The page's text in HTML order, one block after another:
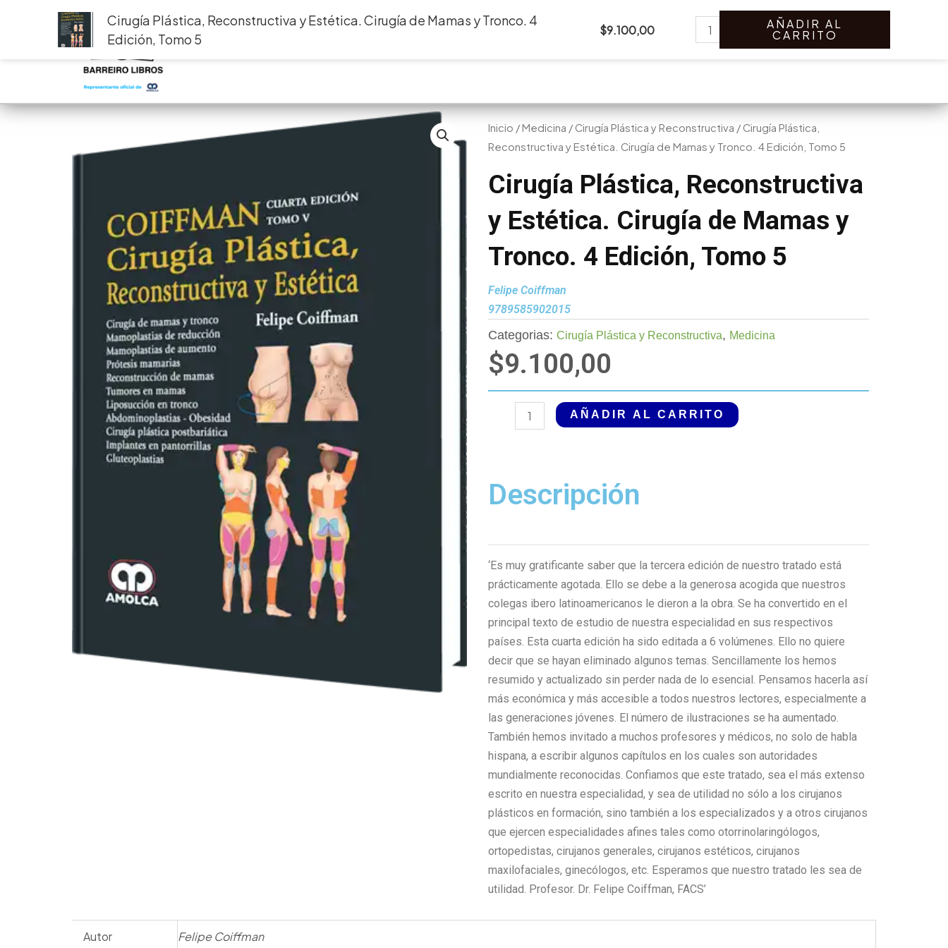
Search
Inicio / Medicina / Cirugía Plástica y Reconstructiva / Cirugía Plástica,
Reconstructiva y Estética. Cirugía de Mamas y Tronco. 4 Edición, Tomo 5
Cirugía Plástica, Reconstructiva
y Estética. Cirugía de Mamas y
Tronco. 4 Edición, Tomo 5
Felipe Coiffman
9789585902015
Categorias: Cirugía Plástica y Reconstructiva, Medicina
$9.100,00
Plástica,
Estética.
Cirugía
Mamas
y
Tronco.
4
Edición,
Tomo
5
cantidad
AÑADIR AL CARRITO
Descripción
‘Es muy gratificante saber que la tercera edición de nuestro tratado está
prácticamente agotada. Ello se debe a la generosa acogida que nuestros
colegas ibero latinoamericanos le dieron a la obra. Se ha convertido en el
principal texto de estudio de nuestra especialidad en sus respectivos
países. Esta cuarta edición ha sido editada a 6 volúmenes. Ello no quiere
decir que se hayan eliminado algunos temas. Sencillamente los hemos
resumido y actualizado sin perder nada de lo esencial. Pensamos hacerla así
más económica y más accesible a todos nuestros lectores, especialmente a
las generaciones jóvenes. El número de ilustraciones se ha aumentado.
También hemos invitado a muchos profesores y médicos, no solo de habla
hispana, a escribir algunos capítulos en los cuales son autoridades
mundialmente reconocidas. Confiamos que este tratado, sea el más extenso
escrito en nuestra especialidad, y sea de utilidad no sólo a los cirujanos
plásticos en formación, sino también a los especializados y a otros cirujanos
que ejercen especialidades afines tales como otorrinolaringólogos,
ortopedistas, cirujanos generales, cirujanos estéticos, cirujanos
maxilofaciales, ginecólogos, etc. Esperamos que nuestro tratado les sea de
utilidad. Profesor. Dr. Felipe Coiffman, FACS’
Autor Felipe Coiffman
Cirugía Plástica, Reconstructiva y Estética. Cirugía de Mamas y Tronco. 4
Edición, Tomo 5
$9.100,00
Plástica,
Reconstructiva
Cirugía
de
Mamas
Tronco.
4
Edición,
Tomo
5
AÑADIR AL
CARRITO